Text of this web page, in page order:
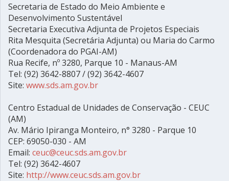
Secretaria de Estado do Meio Ambiente e
Desenvolvimento Sustentável
Secretaria Executiva Adjunta de Projetos Especiais
Rita Mesquita (Secretária Adjunta) ou Maria do Carmo
(Coordenadora do PGAI-AM)
Rua Recife, nº 3280, Parque 10 - Manaus-AM
Tel: (92) 3642-8807 / (92) 3642-4607
Site: www.sds.am.gov.br
Centro Estadual de Unidades de Conservação - CEUC
(AM)
Av. Mário Ipiranga Monteiro, n° 3280 - Parque 10
CEP: 69050-030 - AM
Email: ceuc@ceuc.sds.am.gov.br
Tel: (92) 3642-4607
Site: http://www.ceuc.sds.am.gov.br